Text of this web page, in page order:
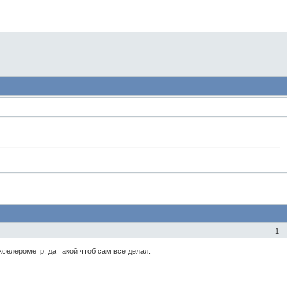
1
да такой чтоб сам все делал: